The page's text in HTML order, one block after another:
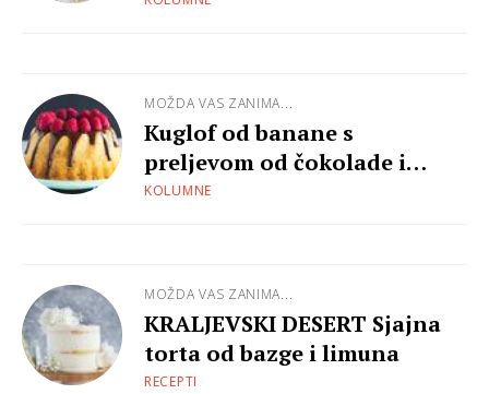
MOŽDA VAS ZANIMA...
Kuglof od banane s
preljevom od čokolade i
malinama
KOLUMNE
MOŽDA VAS ZANIMA...
KRALJEVSKI DESERT Sjajna
torta od bazge i limuna
RECEPTI